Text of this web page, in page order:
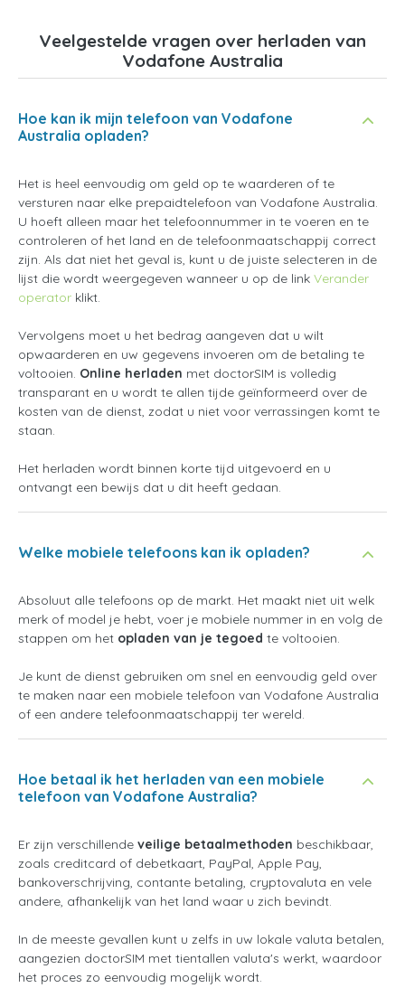
Veelgestelde vragen over herladen van
Vodafone Australia
Hoe kan ik mijn telefoon van Vodafone
Australia opladen?
Het is heel eenvoudig om geld op te waarderen of te
versturen naar elke prepaidtelefoon van Vodafone Australia.
U hoeft alleen maar het telefoonnummer in te voeren en te
controleren of het land en de telefoonmaatschappij correct
zijn. Als dat niet het geval is, kunt u de juiste selecteren in de
lijst die wordt weergegeven wanneer u op de link Verander
operator klikt.
Vervolgens moet u het bedrag aangeven dat u wilt
opwaarderen en uw gegevens invoeren om de betaling te
voltooien. Online herladen met doctorSIM is volledig
transparant en u wordt te allen tijde geïnformeerd over de
kosten van de dienst, zodat u niet voor verrassingen komt te
staan.
Het herladen wordt binnen korte tijd uitgevoerd en u
ontvangt een bewijs dat u dit heeft gedaan.
Welke mobiele telefoons kan ik opladen?
Absoluut alle telefoons op de markt. Het maakt niet uit welk
merk of model je hebt, voer je mobiele nummer in en volg de
stappen om het opladen van je tegoed te voltooien.
Je kunt de dienst gebruiken om snel en eenvoudig geld over
te maken naar een mobiele telefoon van Vodafone Australia
of een andere telefoonmaatschappij ter wereld.
Hoe betaal ik het herladen van een mobiele
telefoon van Vodafone Australia?
Er zijn verschillende veilige betaalmethoden beschikbaar,
zoals creditcard of debetkaart, PayPal, Apple Pay,
bankoverschrijving, contante betaling, cryptovaluta en vele
andere, afhankelijk van het land waar u zich bevindt.
In de meeste gevallen kunt u zelfs in uw lokale valuta betalen,
aangezien doctorSIM met tientallen valuta's werkt, waardoor
het proces zo eenvoudig mogelijk wordt.